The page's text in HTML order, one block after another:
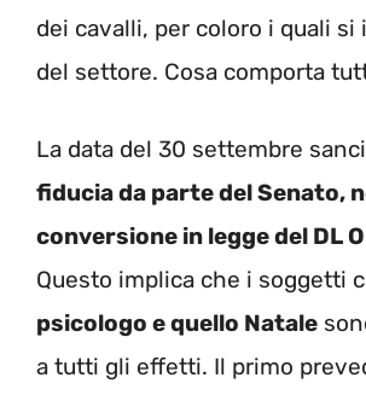
dei cavalli, per coloro i quali si
del settore. Cosa comporta
La data del 30 settembre
fiducia da parte del Senato,
conversione in legge del DL
Questo implica che i soggetti
psicologo e quello Natale
a tutti gli effetti. Il primo